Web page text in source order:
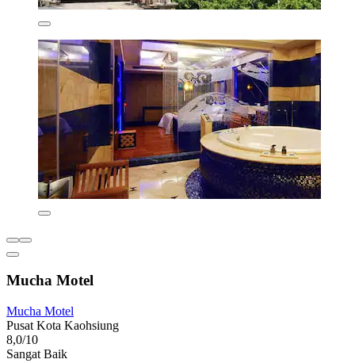
Mucha Motel
Mucha Motel
Pusat Kota Kaohsiung
8,0/10
Sangat Baik